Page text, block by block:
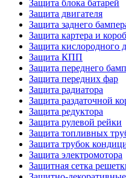
Защита блока батарей
Защита двигателя
Защита заднего
Защита картера и
Защита кислородного
Защита КПП
Защита переднего
Защита передних фар
Защита радиатора
Защита раздаточной
Защита редуктора
Защита рулевой рейки
Защита топливных
Защита трубок
Защита электромотора
Защитная сетка